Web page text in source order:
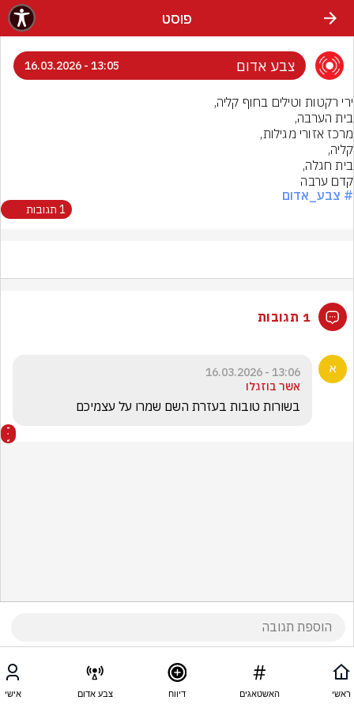
פוסט
צבע אדום 13:05 - 16.03.2026
קדם ערבה
# צבע_אדום
1 תגובות
1 תגובות
13:06 - 16.03.2026
אשר בוזגלו
בשורות טובות בעזרת השם שמרו על עצמיכם
ראשי האשטאגים דיווח צבע אדום אישי